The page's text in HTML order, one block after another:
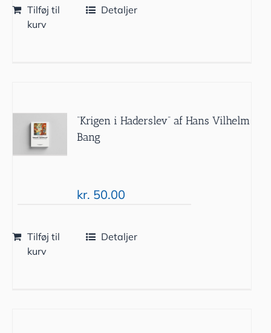
Tilføj til
kurv
Detaljer
“Krigen i Haderslev” af Hans Vilhelm
Bang
kr. 50.00
Tilføj til
kurv
Detaljer